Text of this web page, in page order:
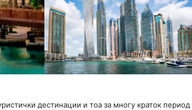
дестинации и тоа за многу краток период